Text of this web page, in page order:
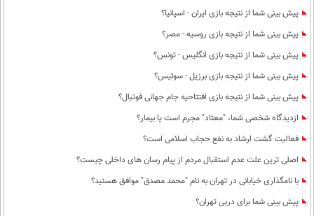
پیش بینی شما از نتیجه بازی ایران - اسپانیا؟
پیش بینی شما از نتیجه بازی روسیه - مصر؟
پیش بینی شما از نتیجه بازی انگلیس - تونس؟
پیش بینی شما از نتیجه بازی برزیل - سوئیس؟
پیش بینی شما از نتیجه بازی افتتاحیه جام جهانی فوتبال؟
ازدیدگاه شخصی شما، "معتاد" مجرم است یا بیمار؟
فعالیت گشت ارشاد به نفع حجاب اسلامی است؟
اصلی ترین علت عدم استقبال مردم از پیام رسان های داخلی چیست؟
با نامگذاری خیابانی در تهران به نام "محمد مصدق" موافق هستید؟
پیش بینی شما برای دربی تهران؟